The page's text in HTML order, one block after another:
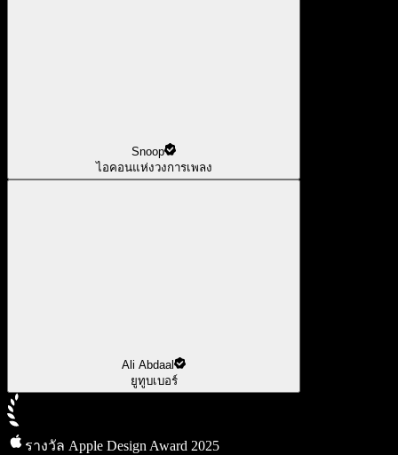
Snoop
ไอคอนแห่งวงการเพลง
Ali Abdaal
ยูทูบเบอร์
รางวัล Apple Design Award 2025